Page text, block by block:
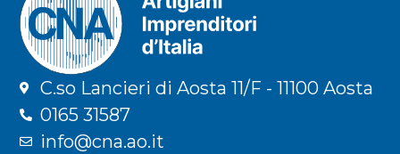
C.so Lancieri di Aosta 11/F - 11100 Aosta
0165 31587
info@cna.ao.it